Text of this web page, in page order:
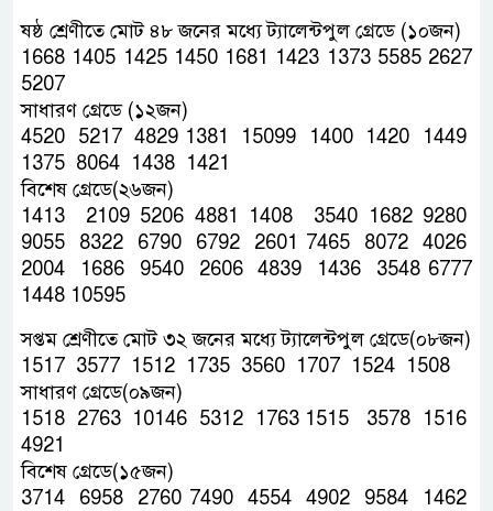
ষষ্ঠ শ্রেণীতে মোট ৪৮ জনের মধ্যে ট্যালেন্টপুল গ্রেডে (১০জন)
1668 1405 1425 1450 1681 1423 1373 5585 2627
5207
সাধারণ গ্রেডে (১২জন)
4520 5217 4829 1381 15099 1400 1420 1449
1375 8064 1438 1421
বিশেষ গ্রেডে(২৬জন)
1413 2109 5206 4881 1408 3540 1682 9280
9055 8322 6790 6792 2601 7465 8072 4026
2004 1686 9540 2606 4839 1436 3548 6777
1448 10595
সপ্তম শ্রেণীতে মোট ৩২ জনের মধ্যে ট্যালেন্টপুল গ্রেডে(০৮জন)
1517 3577 1512 1735 3560 1707 1524 1508
সাধারণ গ্রেডে(০৯জন)
1518 2763 10146 5312 1763 1515 3578 1516
4921
বিশেষ গ্রেডে(১৫জন)
3714 6958 2760 7490 4554 4902 9584 1462